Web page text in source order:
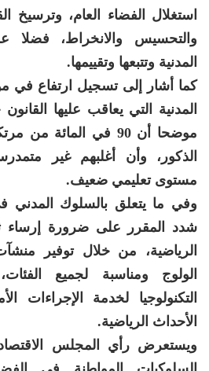
استغلال الفضاء العام، وترسيخ
والتحسيس والانخراط، فضلا
المدنية وتتبعها وتقييمها.
كما أشار إلى تسجيل ارتفاع في
المدنية التي يعاقب عليها
موضحا أن 90 في
الذكور، وأن أغلبهم غير
مستوى تعليمي ضعيف.
وفي ما يتعلق بالسلوك المدني
شدد المقرر على ضرورة إرساء
الرياضية، من خلال توفير
الولوج ومناسبة لجميع
التكنولوجيا لخدمة الإجراءات
الأحداث الرياضية.
ويستعرض رأي المجلس